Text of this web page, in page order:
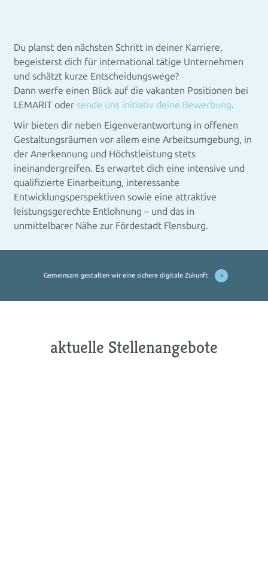
Du planst den nächsten Schritt in deiner Karriere,
begeisterst dich für international tätige Unternehmen
und schätzt kurze Entscheidungswege?
Dann werfe einen Blick auf die vakanten Positionen bei
LEMARIT oder sende uns initiativ deine Bewerbung.
Wir bieten dir neben Eigenverantwortung in offenen
Gestaltungsräumen vor allem eine Arbeitsumgebung, in
der Anerkennung und Höchstleistung stets
ineinandergreifen. Es erwartet dich eine intensive und
qualifizierte Einarbeitung, interessante
Entwicklungsperspektiven sowie eine attraktive
leistungsgerechte Entlohnung – und das in
unmittelbarer Nähe zur Fördestadt Flensburg.
Gemeinsam gestalten wir eine sichere digitale Zukunft
aktuelle Stellenangebote